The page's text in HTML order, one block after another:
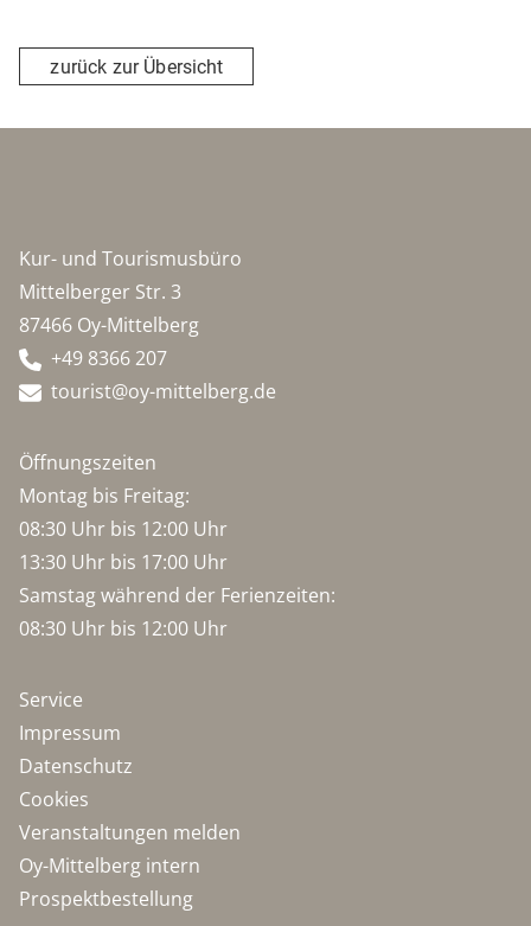
zurück zur Übersicht
Kur- und Tourismusbüro
Mittelberger Str. 3
87466 Oy-Mittelberg
+49 8366 207
tourist@oy-mittelberg.de
Öffnungszeiten
Montag bis Freitag:
08:30 Uhr bis 12:00 Uhr
13:30 Uhr bis 17:00 Uhr
Samstag während der Ferienzeiten:
08:30 Uhr bis 12:00 Uhr
Service
Impressum
Datenschutz
Cookies
Veranstaltungen melden
Oy-Mittelberg intern
Prospektbestellung